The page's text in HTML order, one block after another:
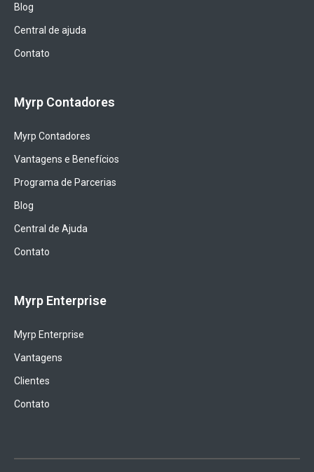
Blog
Central de ajuda
Contato
Myrp Contadores
Myrp Contadores
Vantagens e Benefícios
Programa de Parcerias
Blog
Central de Ajuda
Contato
Myrp Enterprise
Myrp Enterprise
Vantagens
Clientes
Contato